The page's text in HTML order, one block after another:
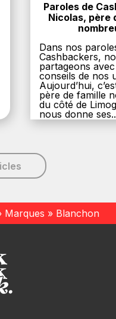
Paroles de
Nicolas, père
Dans nos
Cashbackers,
partageons
conseils de nos
Aujourd’hui,
père de famille
du côté de
nous donne
Marques » Blanchon